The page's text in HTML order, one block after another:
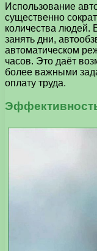
Использование
существенно
количества людей.
занять дни,
автоматическом
часов. Это даёт
более важными
оплату труда.